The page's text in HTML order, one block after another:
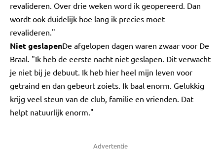
revalideren. Over drie weken word ik geopereerd. Dan
wordt ook duidelijk hoe lang ik precies moet
revalideren."
Niet geslapenDe afgelopen dagen waren zwaar voor De
Braal. "Ik heb de eerste nacht niet geslapen. Dit verwacht
je niet bij je debuut. Ik heb hier heel mijn leven voor
getraind en dan gebeurt zoiets. Ik baal enorm. Gelukkig
krijg veel steun van de club, familie en vrienden. Dat
helpt natuurlijk enorm."
Advertentie